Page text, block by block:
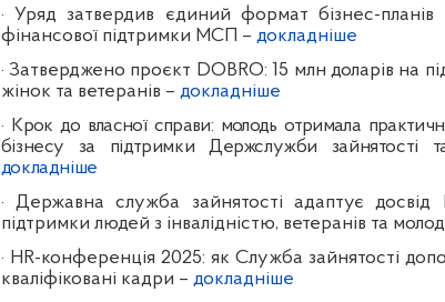
· Уряд затвердив єдиний формат бізнес-
фінансової підтримки МСП – докладніше
·Затверджено проєкт DOBRO: 15 млн доларів на
жінок та ветеранів – докладніше
· Крок до власної справи: молодь отримала
бізнесу за підтримки Держслужби зайнятості
докладніше
·Державна служба зайнятості адаптує
підтримки людей з інвалідністю, ветеранів та
· HR-конференція 2025: як Служба зайнятості
кваліфіковані кадри – докладніше